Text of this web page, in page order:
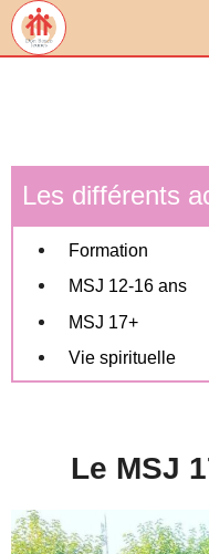
Accompagnement
Un été HappyGreen
Contact
Les différents
Formation
MSJ 12-16 ans
MSJ 17+
Vie spirituelle
Le MSJ